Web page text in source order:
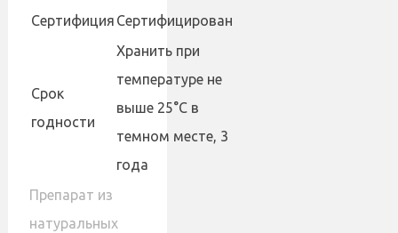
Сертифиция Сертифицирован
Cрок
годности
Хранить при
температуре не
выше 25°С в
темном месте, 3
года
Препарат из
натуральных